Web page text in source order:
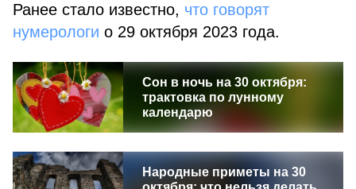
Ранее стало известно, что говорят
нумерологи о 29 октября 2023 года.
Сон в ночь на 30 октября:
трактовка по лунному
календарю
Народные приметы на 30